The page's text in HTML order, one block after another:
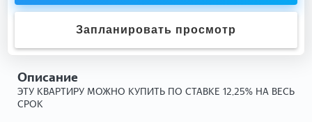
Запланировать просмотр
Описание
ЭТУ КВАРТИРУ МОЖНО КУПИТЬ ПО СТАВКЕ 12,25% НА ВЕСЬ
СРОК